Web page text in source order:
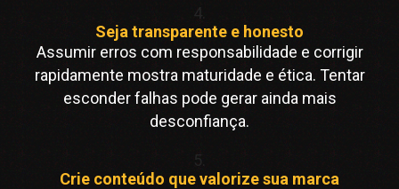
Seja transparente e honesto
Assumir erros com responsabilidade e corrigir
rapidamente mostra maturidade e ética. Tentar
esconder falhas pode gerar ainda mais
desconfiança.
Crie conteúdo que valorize sua marca